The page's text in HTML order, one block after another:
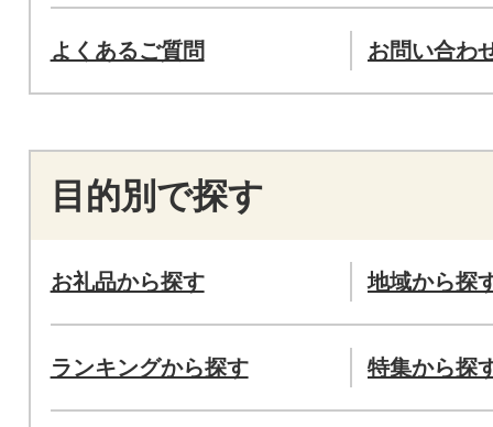
よくあるご質問 お問い合わ
目的別で探す
お礼品から探す 地域から探
ランキングから探す 特集から探